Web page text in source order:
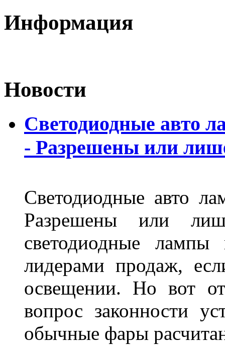
Информация
Новости
Светодиодные авто
- Разрешены или
Светодиодные авто
Разрешены или
светодиодные лампы
лидерами продаж,
освещении. Но вот
вопрос законности
обычные фары